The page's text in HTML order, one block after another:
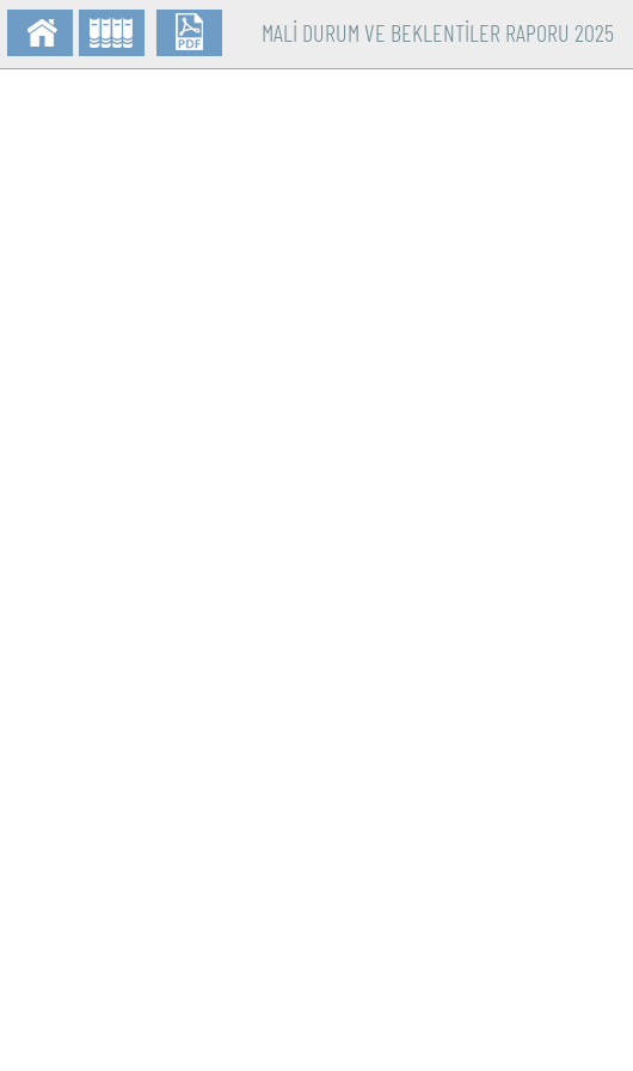
MALİ DURUM VE BEKLENTİLER RAPORU 2025